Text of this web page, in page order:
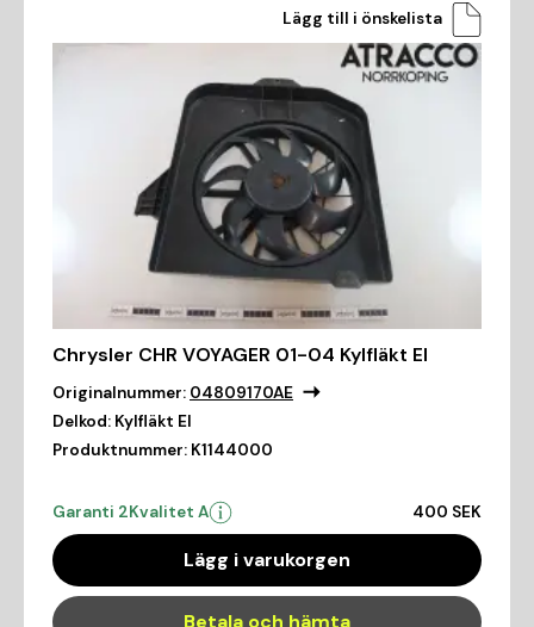
Lägg till i önskelista
Chrysler CHR VOYAGER 01-04 Kylfläkt El
Originalnummer: 04809170AE
Delkod: Kylfläkt El
Produktnummer: K1144000
Garanti 2Kvalitet A 400 SEK
Lägg i varukorgen
Betala och hämta